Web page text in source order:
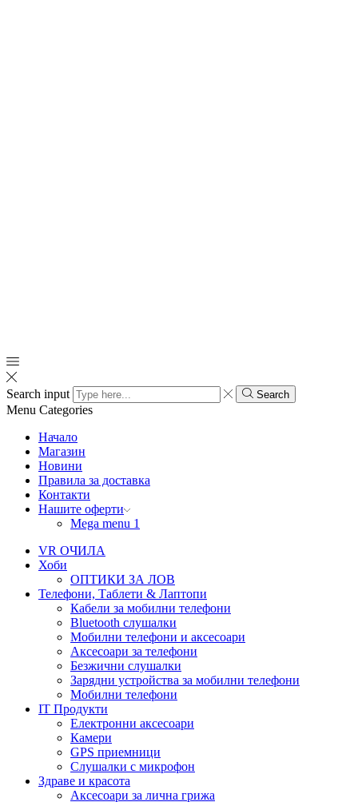
Search input Search
Menu Categories
Начало
Магазин
Новини
Правила за доставка
Контакти
Нашите оферти
Mega menu 1
VR ОЧИЛА
Хоби
ОПТИКИ ЗА ЛОВ
Телефони, Таблети & Лаптопи
Кабели за мобилни телефони
Bluetooth слушалки
Мобилни телефони и аксесоари
Аксесоари за телефони
Безжични слушалки
Зарядни устройства за мобилни телефони
Мобилни телефони
IT Продукти
Електронни аксесоари
Камери
GPS приемници
Слушалки с микрофон
Здраве и красота
Аксесоари за лична грижа